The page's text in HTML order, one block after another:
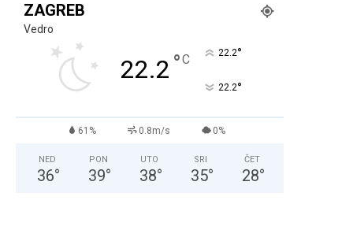
ZAGREB
Vedro
22.2 °C 22.2°
22.2°
61% 0.8m/s 0%
NED
36°
PON
39°
UTO
38°
SRI
35°
ČET
28°